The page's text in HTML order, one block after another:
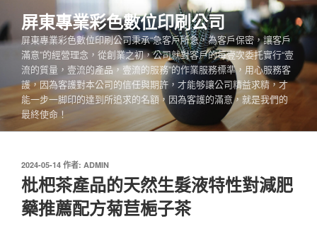
至
主
容
屏東專業彩色數位印刷公司
屏東專業彩色數位印刷公司秉承“急客戶所急，為客戶保密，讓客戶
滿意”的經營理念，從創業之初，公司就對客戶的每壹次委托實行“壹
流的質量，壹流的產品，壹流的服務”的作業服務標準，用心服務客
護，因為客護對本公司的信任與期許，才能够讓公司精益求精，才
能一步一脚印的達到所追求的名額，因為客護的滿意，就是我們的
最終使命！
發
佈
於
2024-05-14 作者: ADMIN
枇杷茶產品的天然生髮液特性對減肥
藥推薦配方菊苣梔子茶